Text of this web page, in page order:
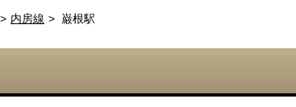
内房線 巌根駅